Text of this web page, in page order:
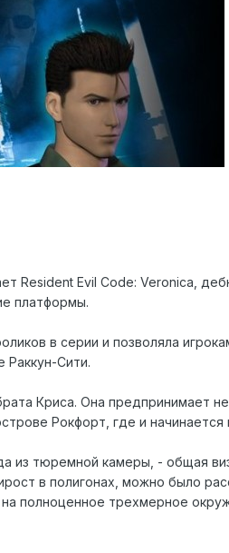
Resident Evil Code: Veronica,
платформы.
в серии и позволяла
Сити.
Криса. Она предпринимает
Рокфорт, где и
из тюремной камеры, - общая
в полигонах, можно было
полноценное трехмерное